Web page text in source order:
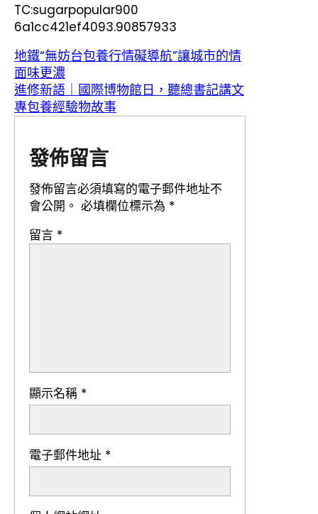
TC:sugarpopular900
6a1cc421ef4093.90857933
地鐵“無妨台包養行情礙導航”讓城市的情
面味更濃
進修新語｜國際博物館日，聽總書記講文
專包養經驗物故事
發佈留言
發佈留言必須填寫的電子郵件地址不
會公開。 必填欄位標示為 *
留言 *
顯示名稱 *
電子郵件地址 *